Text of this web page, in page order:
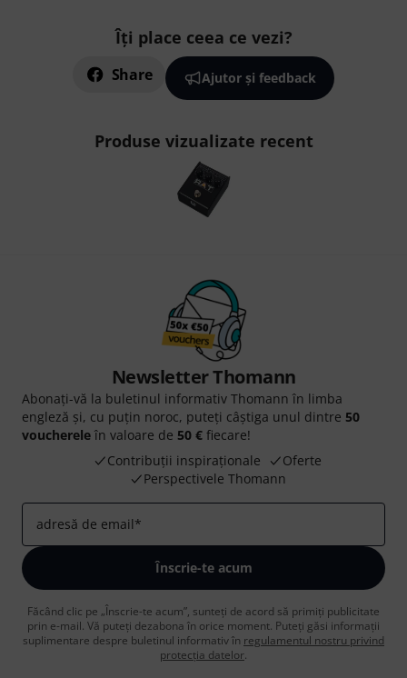
Îți place ceea ce vezi?
Share Ajutor și feedback
Produse vizualizate recent
Newsletter Thomann
Abonați-vă la buletinul informativ Thomann în limba
engleză și, cu puțin noroc, puteți câștiga unul dintre 50
voucherele în valoare de 50 € fiecare!
Contribuții inspiraționale
Oferte
Perspectivele Thomann
adresă de email*
Înscrie-te acum
Făcând clic pe „Înscrie-te acum”, sunteți de acord să primiți publicitate
prin e-mail. Vă puteți dezabona în orice moment. Puteți găsi informații
suplimentare despre buletinul informativ în regulamentul nostru privind
protecția datelor.